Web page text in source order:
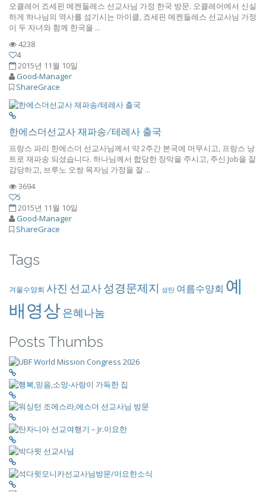
오클레어 죠세핀 메켄들레스 선교사님 가정 한국 방문. 오클레어에서 신실
하게 하나님의 역사를 섬기시는 마이클, 죠세핀 메켄들레스 선교사님 가정
이 두 자녀와 함께 한국을 ...
4238
4
2015년 11월 10일
Good-Manager
ShareGrace
한에스더선교사 재파송/테레사 출국
프랑스 파리 한에스더 선교사님께서 약 2주간 본국에 머무시고, 프랑스 낭
트로 재파송 되셨습니다. 하나님께서 합당한 장막을 주시고, 주신 Job을 잘
감당하고, 브루노 오쌍 목자님 가정을 잘 ...
3694
5
2015년 11월 10일
Good-Manager
ShareGrace
Tags
겨울수양회 사진 선교사성경문제지 성탄 여름수양회 예
배영상은혜나눔
Posts Thumbs